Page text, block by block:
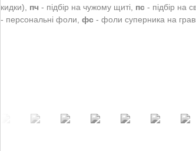
кидки), пч - підбір на чужому щиті, пс - підбір на
- персональні фоли, фс - фоли суперника на